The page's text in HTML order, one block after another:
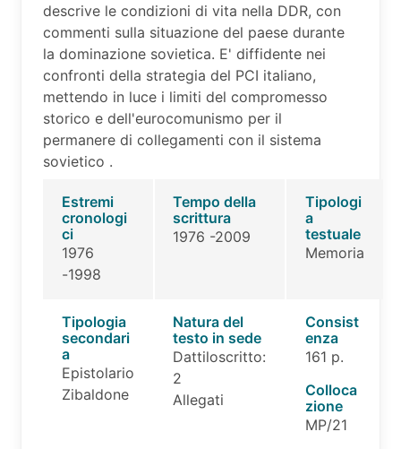
descrive le condizioni di vita nella DDR, con
commenti sulla situazione del paese durante
la dominazione sovietica. E' diffidente nei
confronti della strategia del PCI italiano,
mettendo in luce i limiti del compromesso
storico e dell'eurocomunismo per il
permanere di collegamenti con il sistema
sovietico .
Estremi
cronologi
ci
1976
-1998
Tempo della
scrittura
1976 -2009
Tipologi
a
testuale
Memoria
Tipologia
secondari
a
Epistolario
Zibaldone
Natura del
testo in sede
Dattiloscritto:
2
Allegati
Consist
enza
161 p.
Colloca
zione
MP/21